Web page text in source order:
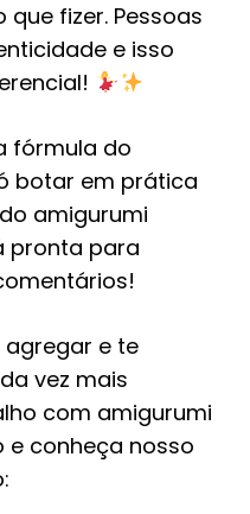
fizer. Pessoas
e isso
fórmula do
botar em prática
amigurumi
pronta para
agregar e te
vez mais
com amigurumi
e conheça nosso